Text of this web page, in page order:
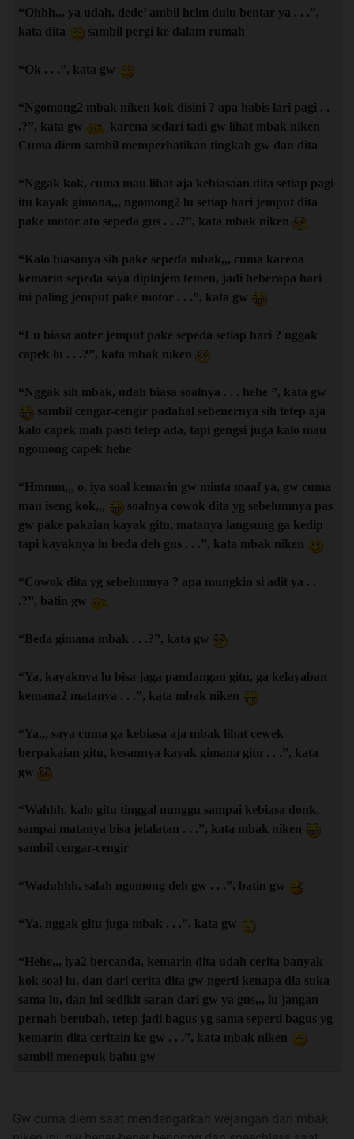
atau tiga hari sekali, sekali lagi mohon maaf
& mohon
pengertiannya
“Ohhh,,, ya udah, dede’ ambil helm dulu bentar ya . . .”,
kata dita
sambil pergi ke dalam rumah
“Ok . . .”, kata gw
“Ngomong2 mbak niken kok disini ? apa habis lari pagi . .
.?”, kata gw
karena sedari tadi gw lihat mbak niken
Cuma diem sambil memperhatikan tingkah gw dan dita
“Nggak kok, cuma mau lihat aja kebiasaan dita setiap pagi
itu kayak gimana,,, ngomong2 lu setiap hari jemput dita
pake motor ato sepeda gus . . .?”, kata mbak niken
“Kalo biasanya sih pake sepeda mbak,,, cuma karena
kemarin sepeda saya dipinjem temen, jadi beberapa hari
ini paling jemput pake motor . . .”, kata gw
“Lu biasa anter jemput pake sepeda setiap hari ? nggak
capek lu . . .?”, kata mbak niken
“Nggak sih mbak, udah biasa soalnya . . . hehe ”, kata gw
sambil cengar-cengir padahal sebenernya sih tetep aja
kalo capek mah pasti tetep ada, tapi gengsi juga kalo mau
ngomong capek hehe
“Hmmm,,, o, iya soal kemarin gw minta maaf ya, gw cuma
mau iseng kok,,,
soalnya cowok dita yg sebelumnya pas
gw pake pakaian kayak gitu, matanya langsung ga kedip
tapi kayaknya lu beda deh gus . . .”, kata mbak niken
“Cowok dita yg sebelumnya ? apa mungkin si adit ya . .
.?”, batin gw
“Beda gimana mbak . . .?”, kata gw
“Ya, kayaknya lu bisa jaga pandangan gitu, ga kelayaban
kemana2 matanya . . .”, kata mbak niken
“Ya,,, saya cuma ga kebiasa aja mbak lihat cewek
berpakaian gitu, kesannya kayak gimana gitu . . .”, kata
gw
“Wahhh, kalo gitu tinggal nunggu sampai kebiasa donk,
sampai matanya bisa jelalatan . . .”, kata mbak niken
sambil cengar-cengir
“Waduhhh, salah ngomong deh gw . . .”, batin gw
“Ya, nggak gitu juga mbak . . .”, kata gw
“Hehe,,, iya2 bercanda, kemarin dita udah cerita banyak
kok soal lu, dan dari cerita dita gw ngerti kenapa dia suka
sama lu, dan ini sedikit saran dari gw ya gus,,, lu jangan
pernah berubah, tetep jadi bagus yg sama seperti bagus yg
kemarin dita ceritain ke gw . . .”, kata mbak niken
sambil menepuk bahu gw
Gw cuma diem saat mendengarkan wejangan dari mbak